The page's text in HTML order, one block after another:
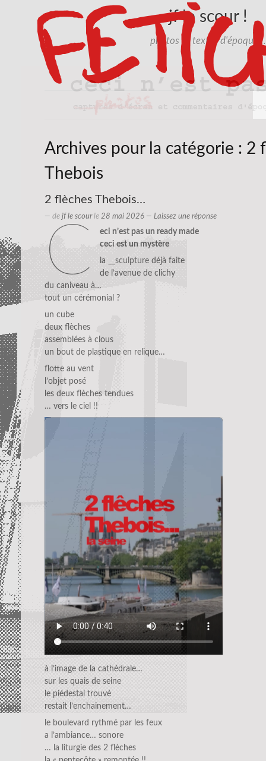
jf le scour !
photos et textes d'époque…
Archives pour la catégorie : 2
Thebois
2 flèches Thebois…
— de jf le scourle 28 mai 2026 — Laissez une réponse
c
eci n’est pas un ready made
ceci est un mystère
la
__sculpturedéjà faite
de l’avenue de clichy
du caniveau à…
tout un cérémonial ?
un cube
deux flèches
assemblées à clous
un bout de plastique en relique…
flotte au vent
l’objet posé
les deux flèches tendues
… vers le ciel !!
à l’image de la cathédrale…
sur les quais de seine
le piédestal trouvé
restait l’enchainement…
le boulevard rythmé par les feux
a l’ambiance… sonore
… la liturgie des 2 flèches